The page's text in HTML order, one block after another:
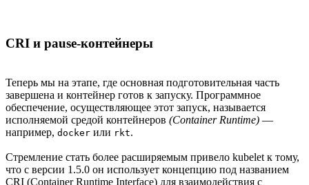
CRI и pause-контейнеры
Теперь мы на этапе, где основная подготовительная часть
завершена и контейнер готов к запуску. Программное
обеспечение, осуществляющее этот запуск, называется
исполняемой средой контейнеров (Container Runtime) —
например, docker или rkt.
Стремление стать более расширяемым привело kubelet к тому,
что с версии 1.5.0 он использует концепцию под названием
CRI (Container Runtime Interface) для взаимодействия с